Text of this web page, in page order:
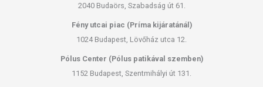
2040 Budaörs, Szabadság út 61.
Fény utcai piac (Príma kijáratánál)
1024 Budapest, Lövőház utca 12.
Pólus Center (Pólus patikával szemben)
1152 Budapest, Szentmihályi út 131.